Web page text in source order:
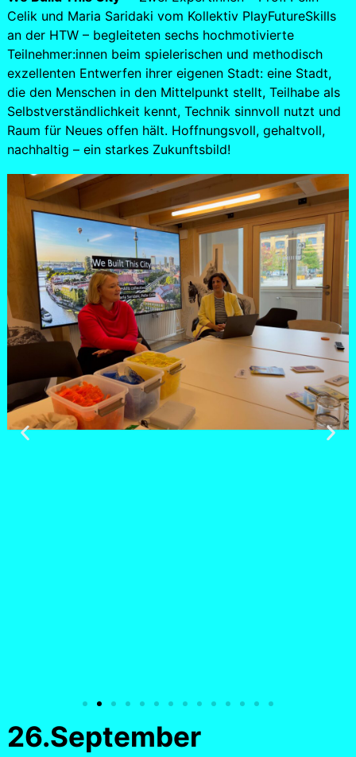
Celik und Maria Saridaki vom Kollektiv PlayFutureSkills
an der HTW – begleiteten sechs hochmotivierte
Teilnehmer:innen beim spielerischen und methodisch
exzellenten Entwerfen ihrer eigenen Stadt: eine Stadt,
die den Menschen in den Mittelpunkt stellt, Teilhabe als
Selbstverständlichkeit kennt, Technik sinnvoll nutzt und
Raum für Neues offen hält. Hoffnungsvoll, gehaltvoll,
nachhaltig – ein starkes Zukunftsbild!
26.September